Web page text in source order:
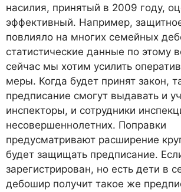
насилия, принятый в 2009 году,
эффективный. Например,
повлияло на многих семейных
статистические данные по этому
сейчас мы хотим усилить
меры. Когда будет принят закон,
предписание смогут выдавать и
инспекторы, и сотрудники
несовершеннолетних. Поправки
предусматривают расширение
будет защищать предписание.
зарегистрирован, но есть дети в
дебошир получит такое же